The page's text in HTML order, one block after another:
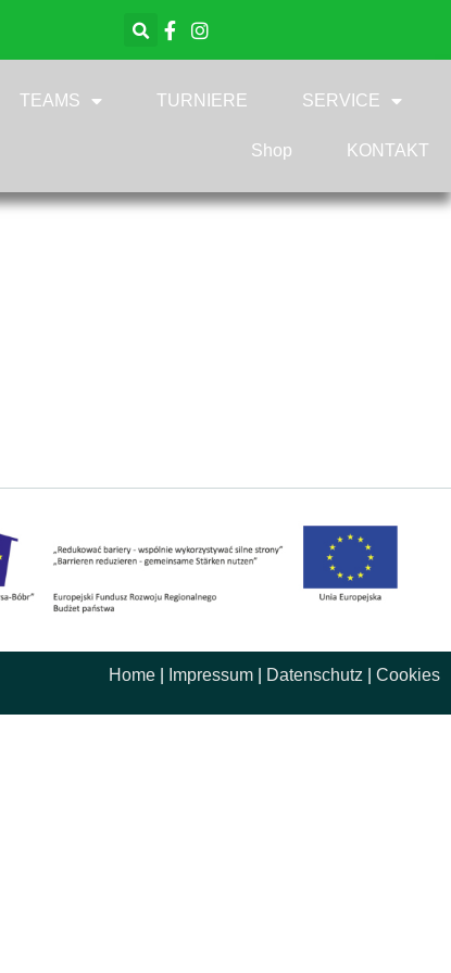
TEAMS TURNIERE SERVICE
Shop KONTAKT
Home Impressum Datenschutz Cookies